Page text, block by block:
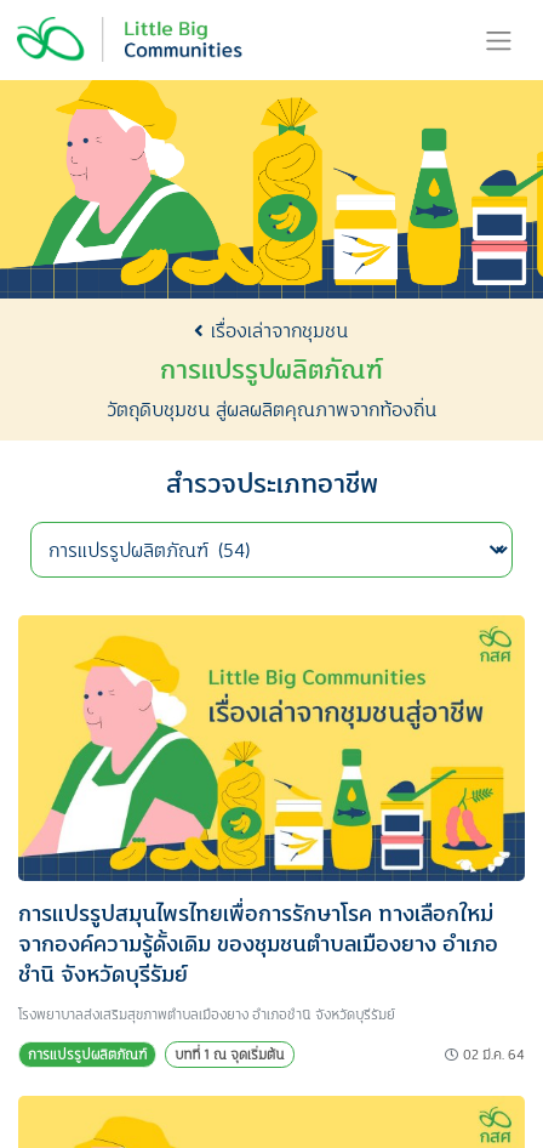
content
เรื่องเล่าจากชุมชน
การแปรรูปผลิตภัณฑ์
วัตถุดิบชุมชน สู่ผลผลิตคุณภาพจากท้องถิ่น
สำรวจประเภทอาชีพ
การแปรรูปสมุนไพรไทยเพื่อการรักษาโรค ทางเลือกใหม่
จากองค์ความรู้ดั้งเดิม ของชุมชนตำบลเมืองยาง อำเภอ
ชำนิ จังหวัดบุรีรัมย์
โรงพยาบาลส่งเสริมสุขภาพตำบลเมืองยาง อำเภอชำนิ จังหวัดบุรีรัมย์
การแปรรูปผลิตภัณฑ์
บทที่ 1 ณ จุดเริ่มต้น 02 มี.ค. 64